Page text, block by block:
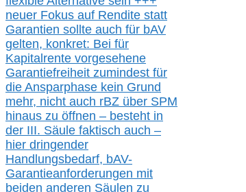
neuer Fokus auf Rendite statt
Garantien sollte auch für bAV
gelten, konkret: Bei für
Kapitalrente vorgesehene
Garantiefreiheit zumindest für
die Ansparphase kein Grund
mehr, nicht auch rBZ über SPM
hinaus zu öffnen – besteht in
der III. Säule faktisch auch –
hier dringender
Handlungsbedarf, bAV-
Garantieanforderungen mit
beiden anderen Säulen zu